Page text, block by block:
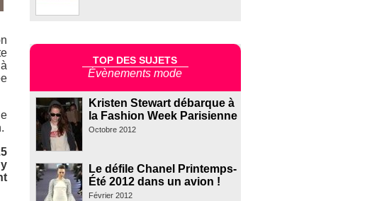
TOP DES SUJETS
Évènements mode
Kristen Stewart débarque à
la Fashion Week Parisienne
Octobre 2012
Le défile Chanel Printemps-
Été 2012 dans un avion !
Février 2012